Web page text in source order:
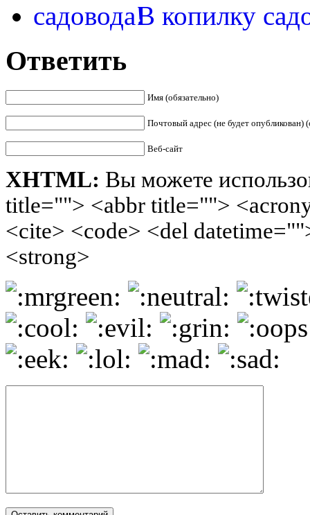
В копилку
Ответить
Имя (обязательно)
Почтовый адрес (не будет опубликован)
Веб-сайт
XHTML: Вы можете
title=""> <abbr title="">
<cite> <code> <del
<strong>